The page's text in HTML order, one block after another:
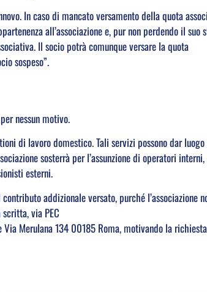
In caso di mancato versamento della quota
all’associazione e, pur non perdendo il suo
Il socio potrà comunque versare la quota
sospeso”.
nessun motivo.
di lavoro domestico. Tali servizi possono dar
sosterrà per l’assunzione di operatori interni,
esterni.
addizionale versato, purché l’associazione
via PEC
Merulana 134 00185 Roma, motivando la